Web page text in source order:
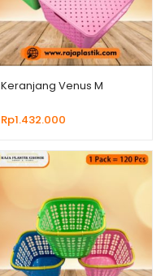
Keranjang Venus M
Rp1.432.000